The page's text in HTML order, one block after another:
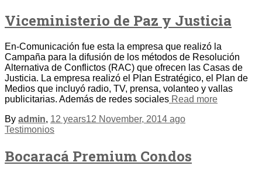
Viceministerio de Paz y Justicia
En-Comunicación fue esta la empresa que realizó la
Campaña para la difusión de los métodos de Resolución
Alternativa de Conflictos (RAC) que ofrecen las Casas de
Justicia. La empresa realizó el Plan Estratégico, el Plan de
Medios que incluyó radio, TV, prensa, volanteo y vallas
publicitarias. Además de redes sociales Read more
By admin, 12 years12 November, 2014 ago
Testimonios
Bocaracá Premium Condos